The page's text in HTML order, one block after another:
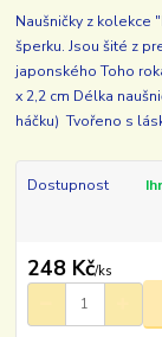
Naušničky z kolekce
šperku. Jsou šité z
japonského Toho
x 2,2 cm Délka
háčku) Tvořeno s
Dostupnost
248 Kč/ks